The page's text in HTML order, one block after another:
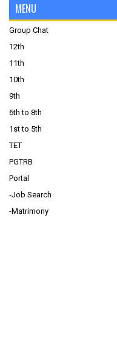
MENU
Group Chat
12th
11th
10th
9th
6th to 8th
1st to 5th
TET
PGTRB
Portal
-Job Search
-Matrimony